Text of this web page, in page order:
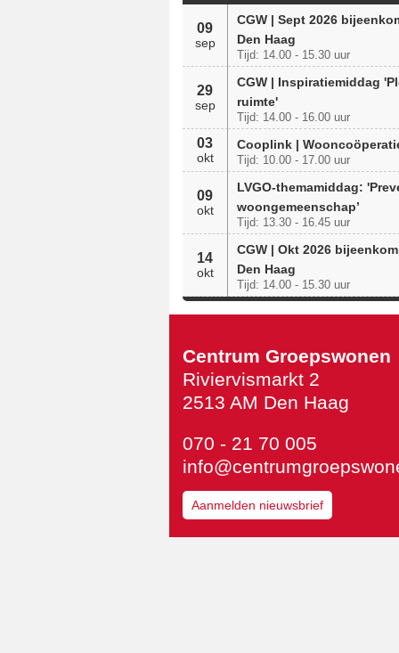
09
sep
CGW | Sept 2026
Den Haag
Tijd: 14.00 - 15.30 uur
29
sep
CGW | Inspiratiemiddag
ruimte'
Tijd: 14.00 - 16.00 uur
03
okt
Cooplink |
Tijd: 10.00 - 17.00 uur
09
okt
LVGO-themamiddag:
woongemeenschap’
Tijd: 13.30 - 16.45 uur
14
okt
CGW | Okt 2026
Den Haag
Tijd: 14.00 - 15.30 uur
Centrum Groepswonen
Riviervismarkt 2
2513 AM Den Haag
070 - 21 70 005
Aanmelden nieuwsbrief